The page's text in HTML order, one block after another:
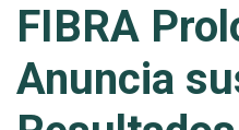
FIBRA
Anuncia